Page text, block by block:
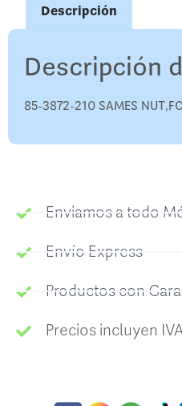
Descripción
Descripción
85-3872-210 SAMES
Enviamos a todo
Envío Express
Productos con
Precios incluyen